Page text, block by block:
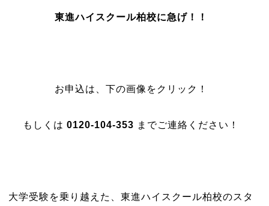
東進ハイスクール柏校に急げ！！
お申込は、下の画像をクリック！
もしくは0120-104-353 までご連絡ください！
大学受験を乗り越えた、東進ハイスクール柏校のスタ